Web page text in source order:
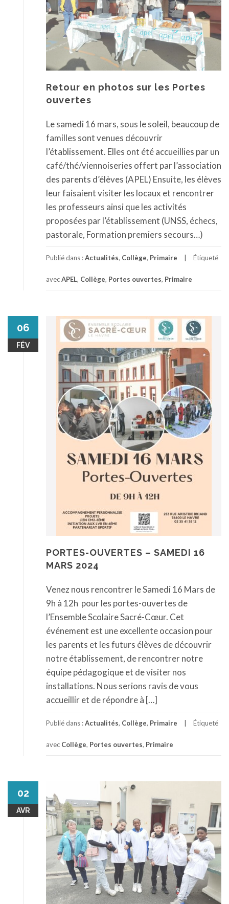
Retour en photos sur les Portes
ouvertes
Le samedi 16 mars, sous le soleil, beaucoup de
familles sont venues découvrir
l’établissement. Elles ont été accueillies par un
café/thé/viennoiseries offert par l’association
des parents d’élèves (APEL) Ensuite, les élèves
leur faisaient visiter les locaux et rencontrer
les professeurs ainsi que les activités
proposées par l’établissement (UNSS, échecs,
pastorale, Formation premiers secours…)
Publié dans :Actualités, Collège, Primaire Étiqueté
avecAPEL, Collège, Portes ouvertes, Primaire
06
FÉV
PORTES-OUVERTES – SAMEDI 16
MARS 2024
Venez nous rencontrer le Samedi 16 Mars de
9h à 12h pour les portes-ouvertes de
l’Ensemble Scolaire Sacré-Cœur. Cet
événement est une excellente occasion pour
les parents et les futurs élèves de découvrir
notre établissement, de rencontrer notre
équipe pédagogique et de visiter nos
installations. Nous serions ravis de vous
accueillir et de répondre à […]
Publié dans :Actualités, Collège, Primaire Étiqueté
avec Collège, Portes ouvertes, Primaire
02
AVR